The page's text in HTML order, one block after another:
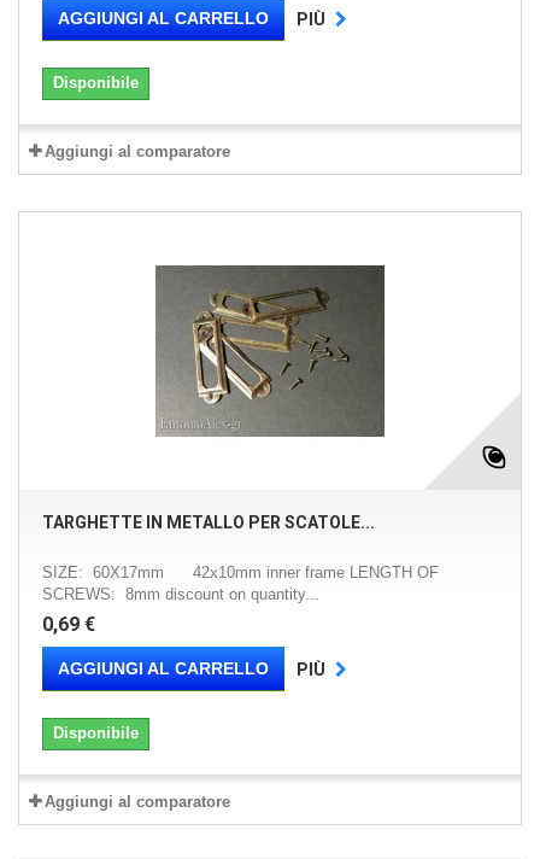
AGGIUNGI AL CARRELLO PIÙ
Disponibile
Aggiungi al comparatore
TARGHETTE IN METALLO PER SCATOLE...
SIZE: 60X17mm 42x10mm inner frame LENGTH OF
SCREWS: 8mm discount on quantity...
0,69 €
AGGIUNGI AL CARRELLO PIÙ
Disponibile
Aggiungi al comparatore